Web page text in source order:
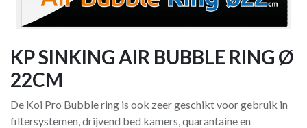
KP SINKING AIR BUBBLE RING Ø
22CM
De Koi Pro Bubble ring is ook zeer geschikt voor gebruik in
filtersystemen, drijvend bed kamers, quarantaine en